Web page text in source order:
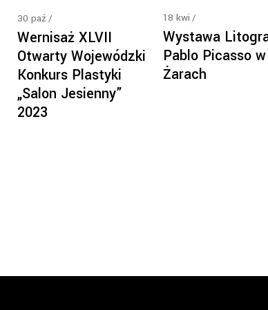
30 paź
Wernisaż XLVII
Otwarty Wojewódzki
Konkurs Plastyki
„Salon Jesienny”
2023
18 kwi
Wystawa
Pablo Picasso w
Żarach